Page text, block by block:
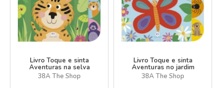
Livro Toque e sinta
Aventuras na selva
38A The Shop
Livro Toque e sinta
Aventuras no jardim
38A The Shop